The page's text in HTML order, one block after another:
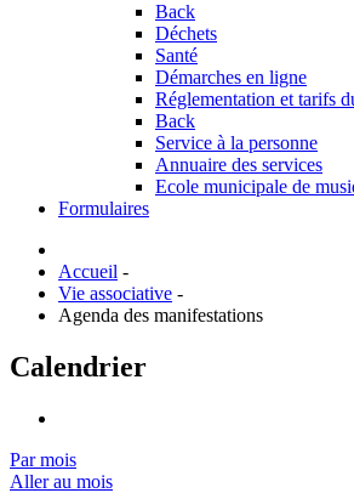
Back
Déchets
Santé
Démarches en ligne
Réglementation et tarifs
Back
Service à la personne
Annuaire des services
Ecole municipale de
Formulaires
Accueil -
Vie associative -
Agenda des manifestations
Calendrier
Par mois
Aller au mois